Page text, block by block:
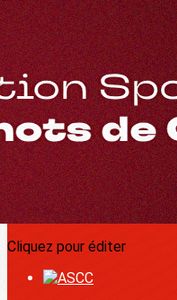
Exporter les lignes
Exporter toutes les
Exporter uniquement
Menu
<
>
Présentation de l'
Organigramme &
Agenda
Ajoutez un logo, un
Cliquez pour éditer